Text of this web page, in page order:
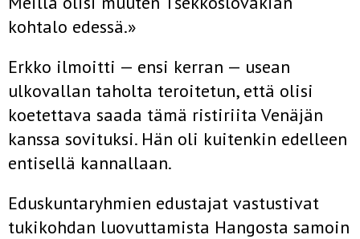
kohtalo edessä.»
Erkko ilmoitti — ensi kerran — usean
ulkovallan taholta teroitetun, että olisi
koetettava saada tämä ristiriita Venäjän
kanssa sovituksi. Hän oli kuitenkin edelleen
entisellä kannallaan.
Eduskuntaryhmien edustajat vastustivat
tukikohdan luovuttamista Hangosta samoin